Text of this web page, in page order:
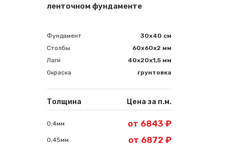
ленточном фундаменте
Фундамент
30x40 см
Столбы
60х60х2 мм
Лаги
40х20х1,5 мм
Окраска
грунтовка
Толщина Цена за п.м.
0,4мм от 6843 ₽
0,45мм от 6872 ₽